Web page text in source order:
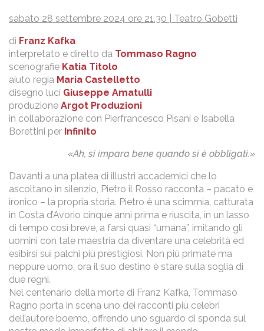
sabato 28 settembre 2024 ore 21.30 | Teatro Gobetti
di Franz Kafka
interpretato e diretto da Tommaso Ragno
scenografie Katia Titolo
aiuto regia Maria Castelletto
disegno luci Giuseppe Amatulli
produzione Argot Produzioni
in collaborazione con Pierfrancesco Pisani e Isabella
Borettini per Infinito
«Ah, si impara bene quando si è obbligati.»
Davanti a una platea di illustri accademici che lo
ascoltano in silenzio, Pietro il Rosso racconta – pacato e
ironico – la propria storia. Pietro è una scimmia, catturata
in Costa d’Avorio cinque anni prima e riuscita, in un lasso
di tempo così breve, a farsi quasi “umana”, imitando gli
uomini con tale maestria da diventare una celebrità ed
esibirsi sui palchi più prestigiosi. Non più primate ma
neppure uomo, ora il suo destino è stare sulla soglia di
due regni.
Nel centenario della morte di Franz Kafka, Tommaso
Ragno porta in scena uno dei racconti più celebri
dell’autore boemo, offrendo uno sguardo di sponda sul